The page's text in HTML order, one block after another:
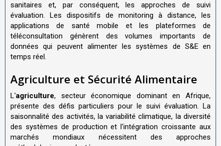
sanitaires et, par conséquent, les approches de suivi
évaluation. Les dispositifs de monitoring à distance, les
applications de santé mobile et les plateformes de
téléconsultation génèrent des volumes importants de
données qui peuvent alimenter les systèmes de S&E en
temps réel.
Agriculture et Sécurité Alimentaire
L'agriculture, secteur économique dominant en Afrique,
présente des défis particuliers pour le suivi évaluation. La
saisonnalité des activités, la variabilité climatique, la diversité
des systèmes de production et l'intégration croissante aux
marchés mondiaux nécessitent des approches